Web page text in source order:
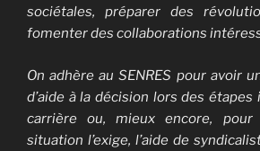
sociétales, préparer des
fomenter des collaborations
On adhère au SENRES pour avoir
d’aide à la décision lors des
carrière ou, mieux encore, pour
situation l’exige, l’aide de